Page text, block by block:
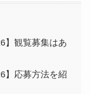
】観覧募集はあ
】応募方法を紹